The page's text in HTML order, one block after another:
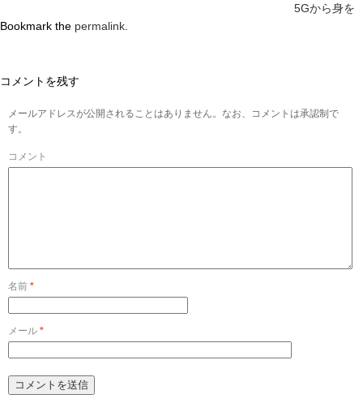
5Gから身を
Bookmark the permalink
コメントを残す
メールアドレスが公開されることはありません。なお、コメントは承認制で
す。
コメント
名前 *
メール *